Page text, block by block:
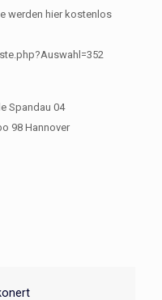
werden hier kostenlos
Spandau 04
98 Hannover